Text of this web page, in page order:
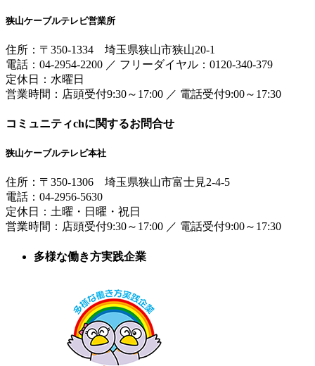
狭山ケーブルテレビ営業所
住所： 〒350-1334 埼玉県狭山市狭山20-1
電話： 04-2954-2200 ／ フリーダイヤル：0120-340-379
定休日：水曜日
営業時間： 店頭受付9:30～17:00 ／ 電話受付9:00～17:30
コミュニティchに関するお問合せ
狭山ケーブルテレビ本社
住所： 〒350-1306 埼玉県狭山市富士見2-4-5
電話： 04-2956-5630
定休日：土曜・日曜・祝日
営業時間： 店頭受付9:30～17:00 ／ 電話受付9:00～17:30
多様な働き方実践企業